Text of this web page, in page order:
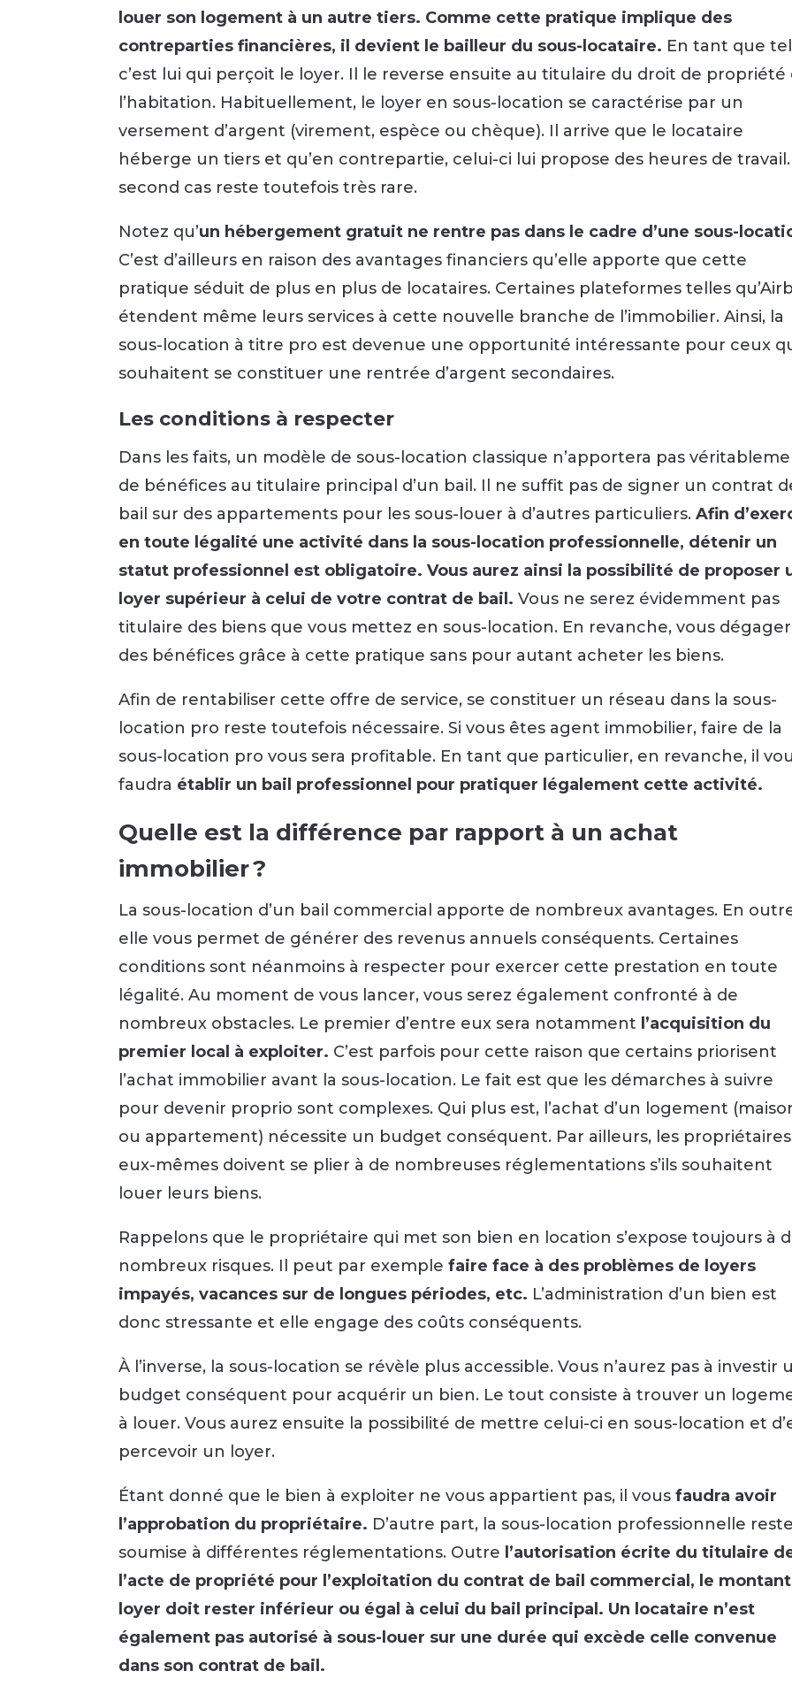
louer son logement à un autre tiers. Comme cette pratique implique des
contreparties financières, il devient le bailleur du sous-locataire. En tant que
c’est lui qui perçoit le loyer. Il le reverse ensuite au titulaire du droit de propriété
l’habitation. Habituellement, le loyer en sous-location se caractérise par un
versement d’argent (virement, espèce ou chèque). Il arrive que le locataire
héberge un tiers et qu’en contrepartie, celui-ci lui propose des heures de travail.
second cas reste toutefois très rare.
Notez qu’un hébergement gratuit ne rentre pas dans le cadre d’une sous-
C’est d’ailleurs en raison des avantages financiers qu’elle apporte que cette
pratique séduit de plus en plus de locataires. Certaines plateformes telles
étendent même leurs services à cette nouvelle branche de l’immobilier. Ainsi, la
sous-location à titre pro est devenue une opportunité intéressante pour ceux
souhaitent se constituer une rentrée d’argent secondaires.
Les conditions à respecter
Dans les faits, un modèle de sous-location classique n’apportera pas
de bénéfices au titulaire principal d’un bail. Il ne suffit pas de signer un contrat
bail sur des appartements pour les sous-louer à d’autres particuliers.Afin
en toute légalité une activité dans la sous-location professionnelle, détenir un
statut professionnel est obligatoire. Vous aurez ainsi la possibilité de proposer
loyer supérieur à celui de votre contrat de bail. Vous ne serez évidemment pas
titulaire des biens que vous mettez en sous-location. En revanche, vous
des bénéfices grâce à cette pratique sans pour autant acheter les biens.
Afin de rentabiliser cette offre de service, se constituer un réseau dans la sous-
location pro reste toutefois nécessaire. Si vous êtes agent immobilier, faire de la
sous-location pro vous sera profitable. En tant que particulier, en revanche, il
faudra établir un bail professionnel pour pratiquer légalement cette activité.
Quelle est la différence par rapport à un achat
immobilier ?
La sous-location d’un bail commercial apporte de nombreux avantages. En
elle vous permet de générer des revenus annuels conséquents. Certaines
conditions sont néanmoins à respecter pour exercer cette prestation en toute
légalité. Au moment de vous lancer, vous serez également confronté à de
nombreux obstacles. Le premier d’entre eux sera notamment l’acquisition du
premier local à exploiter. C’est parfois pour cette raison que certains priorisent
l’achat immobilier avant la sous-location. Le fait est que les démarches à suivre
pour devenir proprio sont complexes. Qui plus est, l’achat d’un logement
ou appartement) nécessite un budget conséquent. Par ailleurs, les propriétaires
eux-mêmes doivent se plier à de nombreuses réglementations s’ils souhaitent
louer leurs biens.
Rappelons que le propriétaire qui met son bien en location s’expose toujours à
nombreux risques. Il peut par exemplefaire face à des problèmes de loyers
impayés, vacances sur de longues périodes, etc. L’administration d’un bien est
donc stressante et elle engage des coûts conséquents.
À l’inverse, la sous-location se révèle plus accessible. Vous n’aurez pas à investir
budget conséquent pour acquérir un bien. Le tout consiste à trouver un
à louer. Vous aurez ensuite la possibilité de mettre celui-ci en sous-location et
percevoir un loyer.
Étant donné que le bien à exploiter ne vous appartient pas, il vousfaudra avoir
l’approbation du propriétaire. D’autre part, la sous-location professionnelle reste
soumise à différentes réglementations. Outre l’autorisation écrite du titulaire
l’acte de propriété pour l’exploitation du contrat de bail commercial, le
loyer doit rester inférieur ou égal à celui du bail principal. Un locataire n’est
également pas autorisé à sous-louer sur une durée qui excède celle convenue
dans son contrat de bail.